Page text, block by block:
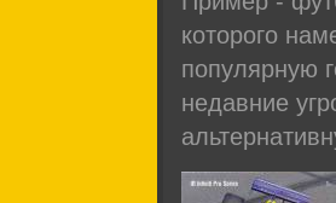
которого
популярную
недавние